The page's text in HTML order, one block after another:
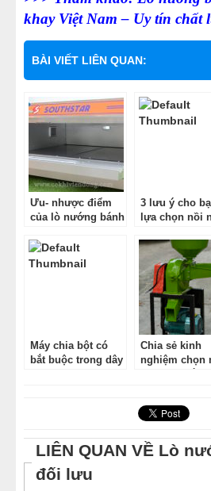
khay Việt Nam – Uy tín chất
BÀI VIẾT LIÊN QUAN:
Ưu- nhược điểm
của lò nướng bánh
3 lưu ý cho
lựa chọn nồi
Máy chia bột có
bắt buộc trong dây
Chia sẻ kinh
nghiệm chọn
hiện nay
LIÊN QUAN VỀ Lò
đối lưu